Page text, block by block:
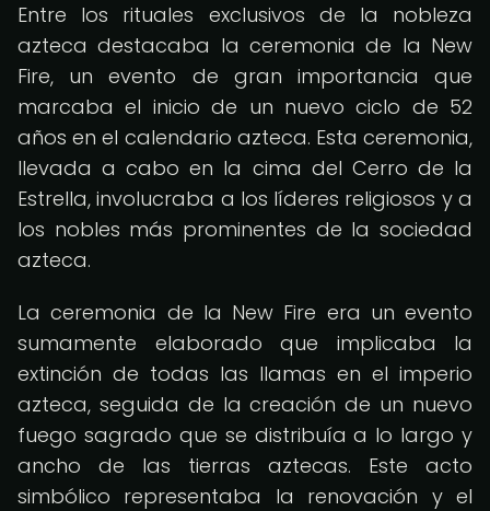
Entre los rituales exclusivos de la nobleza
azteca destacaba la ceremonia de la New
Fire, un evento de gran importancia que
marcaba el inicio de un nuevo ciclo de 52
años en el calendario azteca. Esta ceremonia,
llevada a cabo en la cima del Cerro de la
Estrella, involucraba a los líderes religiosos y a
los nobles más prominentes de la sociedad
azteca.
La ceremonia de la New Fire era un evento
sumamente elaborado que implicaba la
extinción de todas las llamas en el imperio
azteca, seguida de la creación de un nuevo
fuego sagrado que se distribuía a lo largo y
ancho de las tierras aztecas. Este acto
simbólico representaba la renovación y el